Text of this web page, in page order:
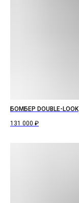
БОМБЕР DOUBLE-LOOK
131 000 ₽